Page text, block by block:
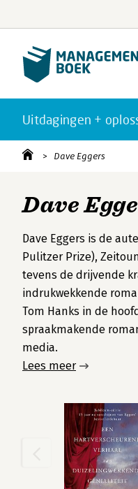
Uitdagingen +
Dave Eggers
Dave
Dave Eggers is de
Pulitzer Prize),
tevens de drijvende
indrukwekkende
Tom Hanks in de
spraakmakende
media.
Lees meer